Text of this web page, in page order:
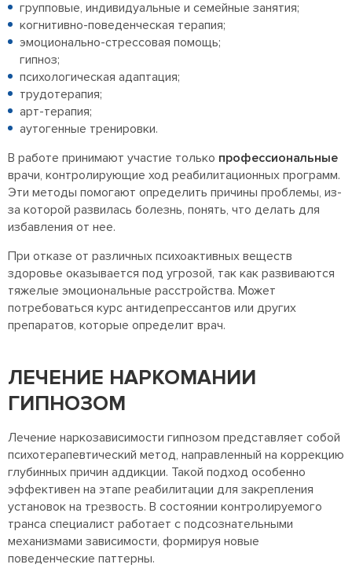
групповые, индивидуальные и семейные занятия;
когнитивно-поведенческая терапия;
эмоционально-стрессовая помощь;
гипноз;
психологическая адаптация;
трудотерапия;
арт-терапия;
аутогенные тренировки.
В работе принимают участие только профессиональные
врачи, контролирующие ход реабилитационных программ.
Эти методы помогают определить причины проблемы, из-
за которой развилась болезнь, понять, что делать для
избавления от нее.
При отказе от различных психоактивных веществ
здоровье оказывается под угрозой, так как развиваются
тяжелые эмоциональные расстройства. Может
потребоваться курс антидепрессантов или других
препаратов, которые определит врач.
ЛЕЧЕНИЕ НАРКОМАНИИ
ГИПНОЗОМ
Лечение наркозависимости гипнозом представляет собой
психотерапевтический метод, направленный на коррекцию
глубинных причин аддикции. Такой подход особенно
эффективен на этапе реабилитации для закрепления
установок на трезвость. В состоянии контролируемого
транса специалист работает с подсознательными
механизмами зависимости, формируя новые
поведенческие паттерны.